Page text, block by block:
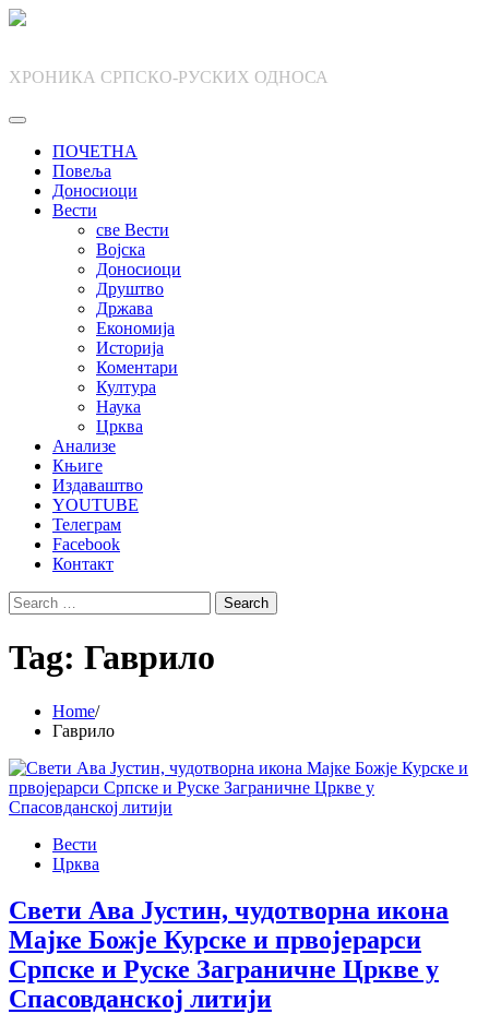
Skip
ХРОНИКА СРПСКО-РУСКИХ ОДНОСА
ПОЧЕТНА
Повеља
Доносиоци
Вести
све Вести
Војска
Доносиоци
Друштво
Држава
Економија
Историја
Коментари
Култура
Наука
Црква
Анализе
Књиге
Издаваштво
YOUTUBE
Телеграм
Facebook
Контакт
Search
for:
Tag: Гаврило
Home
Гаврило
Вести
Црква
Свети Ава Јустин, чудотворна икона
Мајке Божје Курске и првојерарси
Српске и Руске Заграничне Цркве у
Спасовданској литији